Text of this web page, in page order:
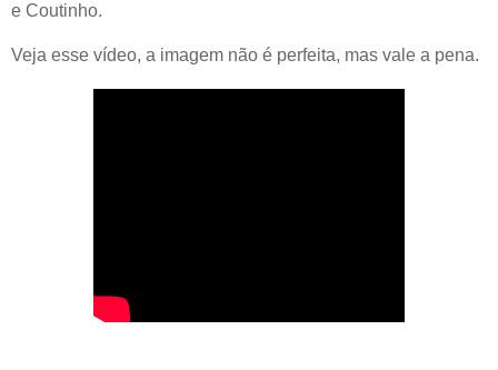
e Coutinho.
Veja esse vídeo, a imagem não é perfeita, mas vale a pena.